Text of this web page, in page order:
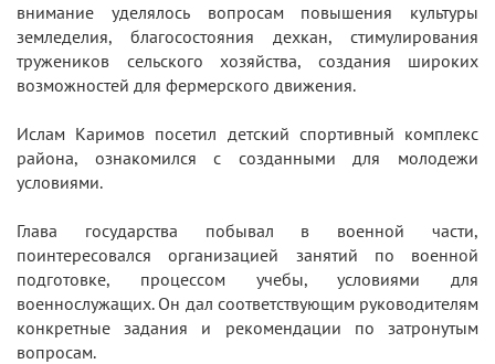
внимание уделялось вопросам повышения культуры
земледелия, благосостояния дехкан, стимулирования
тружеников сельского хозяйства, создания широких
возможностей для фермерского движения.
Ислам Каримов посетил детский спортивный комплекс
района, ознакомился с созданными для молодежи
условиями.
Глава государства побывал в военной части,
поинтересовался организацией занятий по военной
подготовке, процессом учебы, условиями для
военнослужащих. Он дал соответствующим руководителям
конкретные задания и рекомендации по затронутым
вопросам.